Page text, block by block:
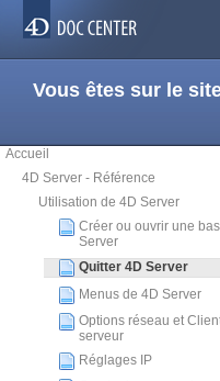
Vous êtes sur le
Accueil
4D Server - Référence
Utilisation de 4D Server
Créer ou ouvrir une
Server
Quitter 4D Server
Menus de 4D Server
Options réseau et
serveur
Réglages IP